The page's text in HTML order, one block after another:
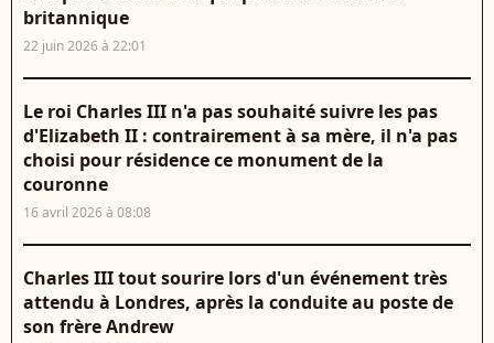
britannique
22 juin 2026 à 22:01
Le roi Charles III n'a pas souhaité suivre les pas
d'Elizabeth II : contrairement à sa mère, il n'a pas
choisi pour résidence ce monument de la
couronne
16 avril 2026 à 08:08
Charles III tout sourire lors d'un événement très
attendu à Londres, après la conduite au poste de
son frère Andrew